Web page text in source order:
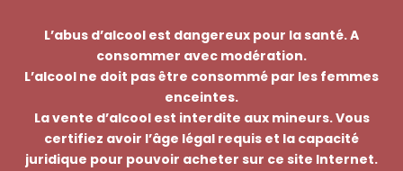
L’abus d’alcool est dangereux pour la santé. A
consommer avec modération.
L’alcool ne doit pas être consommé par les femmes
enceintes.
La vente d’alcool est interdite aux mineurs. Vous
certifiez avoir l’âge légal requis et la capacité
juridique pour pouvoir acheter sur ce site Internet.